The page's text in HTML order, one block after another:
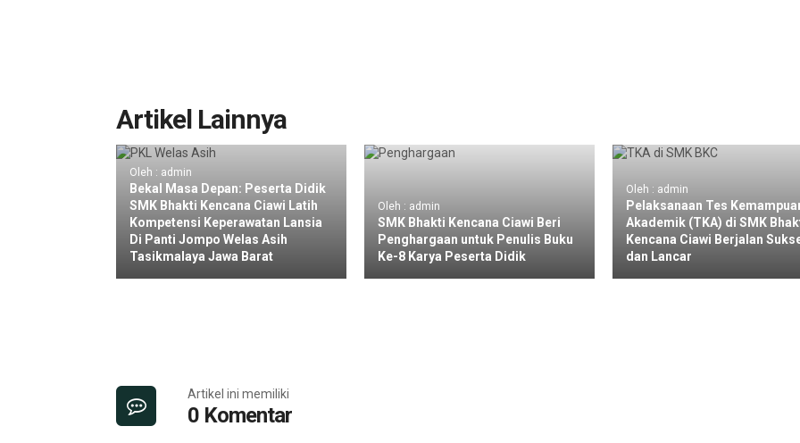
Artikel Lainnya
Oleh : admin
Bekal Masa Depan: Peserta Didik
SMK Bhakti Kencana Ciawi Latih
Kompetensi Keperawatan Lansia
Di Panti Jompo Welas Asih
Tasikmalaya Jawa Barat
Oleh : admin
SMK Bhakti Kencana Ciawi Beri
Penghargaan untuk Penulis Buku
Ke-8 Karya Peserta Didik
Oleh : admin
Pelaksanaan Tes
Akademik (TKA) di SMK
Kencana Ciawi Berjalan
dan Lancar
Artikel ini memiliki
0 Komentar